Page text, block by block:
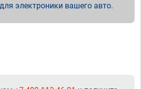
электроники вашего авто.